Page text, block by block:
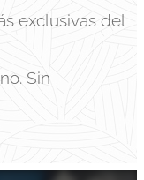
exclusivas del
Sin